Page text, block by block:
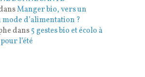
Manger bio, vers un
mode d’alimentation ?
dans5 gestes bio et écolo à
l’été